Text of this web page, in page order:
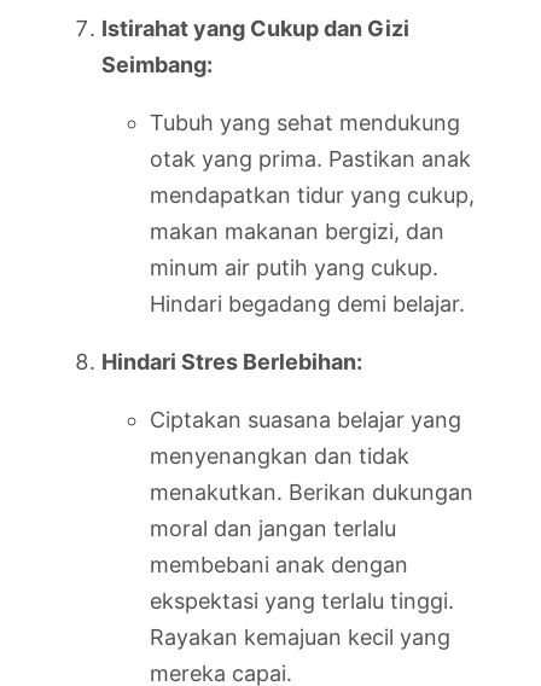
Istirahat yang Cukup dan Gizi
Seimbang:
Tubuh yang sehat mendukung
otak yang prima. Pastikan anak
mendapatkan tidur yang cukup,
makan makanan bergizi, dan
minum air putih yang cukup.
Hindari begadang demi belajar.
Hindari Stres Berlebihan:
Ciptakan suasana belajar yang
menyenangkan dan tidak
menakutkan. Berikan dukungan
moral dan jangan terlalu
membebani anak dengan
ekspektasi yang terlalu tinggi.
Rayakan kemajuan kecil yang
mereka capai.